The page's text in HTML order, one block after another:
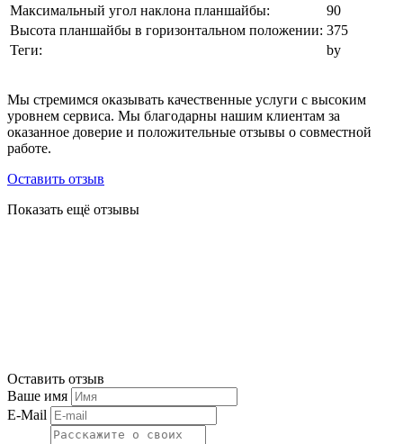
Максимальный угол наклона планшайбы:
90
Высота планшайбы в горизонтальном положении: 375
Теги:
by
Мы стремимся оказывать качественные услуги с высоким
уровнем сервиса. Мы благодарны нашим клиентам за
оказанное доверие и положительные отзывы о совместной
работе.
Оставить отзыв
Показать ещё отзывы
Оставить отзыв
Ваше имя
E-Mail